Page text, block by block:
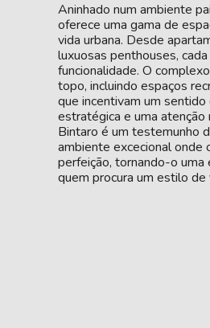
Aninhado num ambiente
oferece uma gama de
vida urbana. Desde
luxuosas penthouses,
funcionalidade. O
topo, incluindo espaços
que incentivam um sentido
estratégica e uma
Bintaro é um testemunho
ambiente excecional onde
perfeição, tornando-o uma
quem procura um estilo de